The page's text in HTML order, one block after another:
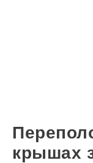
крышах